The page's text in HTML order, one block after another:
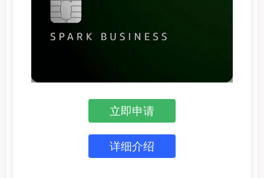
立即申请
详细介绍